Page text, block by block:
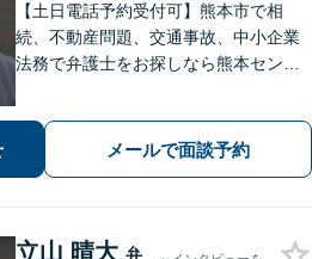
【土日電話予約受付可】熊本市で相
続、不動産問題、交通事故、中小企業
法務で弁護士をお探しなら熊本セント
受付可】【休日・夜間相談可】
メールで面談予約
立山 晴大 弁